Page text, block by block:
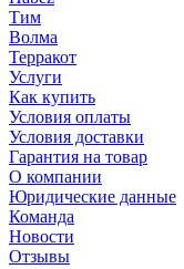
Тим
Волма
Терракот
Услуги
Как купить
Условия оплаты
Условия доставки
Гарантия на товар
О компании
Юридические данные
Команда
Новости
Отзывы